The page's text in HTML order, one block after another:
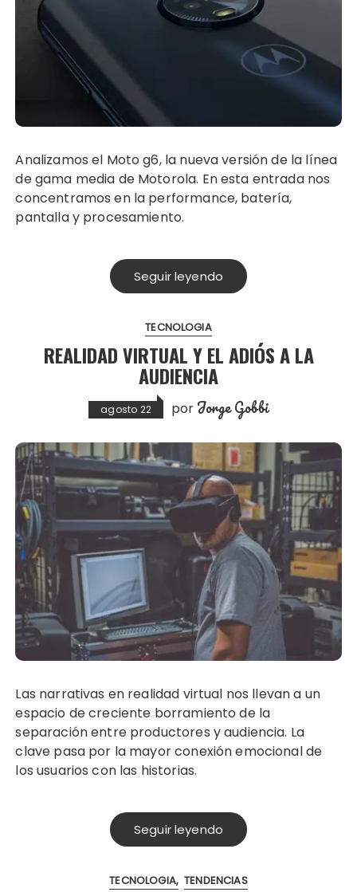
Analizamos el Moto g6, la nueva versión de la línea
de gama media de Motorola. En esta entrada nos
concentramos en la performance, batería,
pantalla y procesamiento.
Seguir leyendo
TECNOLOGIA
REALIDAD VIRTUAL Y EL ADIÓS A LA
AUDIENCIA
agosto 22 por Jorge Gobbi
Las narrativas en realidad virtual nos llevan a un
espacio de creciente borramiento de la
separación entre productores y audiencia. La
clave pasa por la mayor conexión emocional de
los usuarios con las historias.
Seguir leyendo
TECNOLOGIA TENDENCIAS